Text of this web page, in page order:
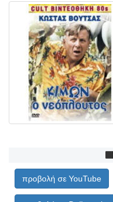
προβολή σε YouTube